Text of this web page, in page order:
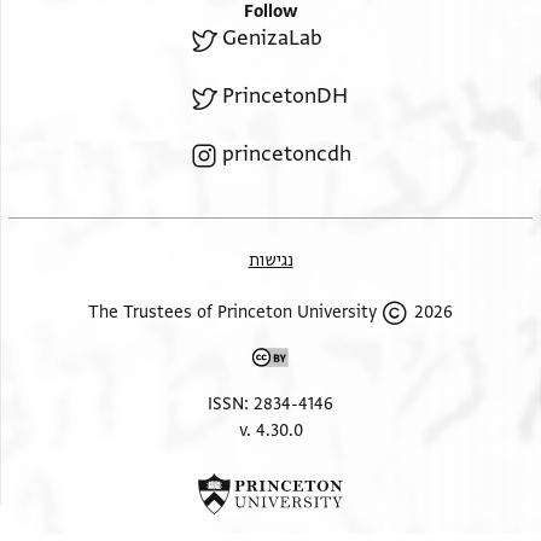
כולה איש מא ראית מן אלרי אעמלה ושלום
אנא אקבל ידיך ואכדמך באגל אלסלאם
Follow
GenizaLab
PrincetonDH
princetoncdh
נגישות
2026 The Trustees of Princeton University
ISSN: 2834-4146
v. 4.30.0